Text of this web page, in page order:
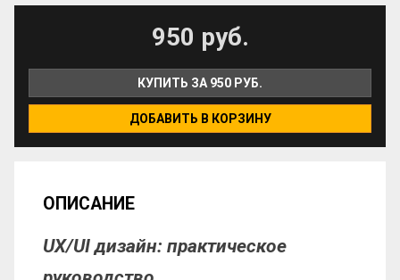
950 руб.
КУПИТЬ ЗА 950 РУБ.
ДОБАВИТЬ В КОРЗИНУ
ОПИСАНИЕ
UX/UI дизайн: практическое